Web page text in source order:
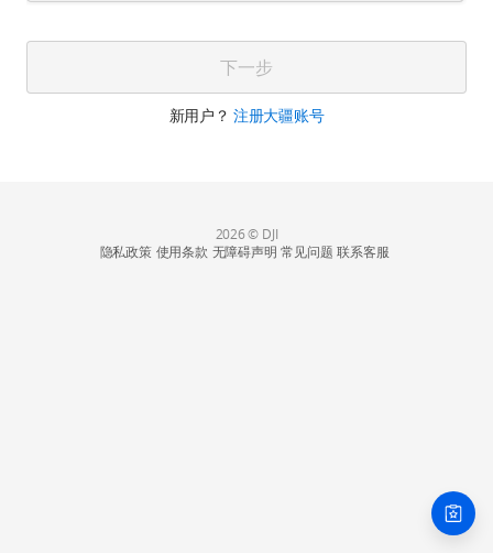
下一步
新用户？注册大疆账号
2026 © DJI
隐私政策 使用条款 无障碍声明 常见问题 联系客服